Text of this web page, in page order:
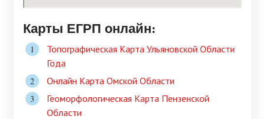
Карты ЕГРП онлайн:
Топографическая Карта Ульяновской Области
Года
Онлайн Карта Омской Области
Геоморфологическая Карта Пензенской
Области